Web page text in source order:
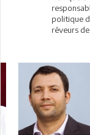
politique
rêveurs